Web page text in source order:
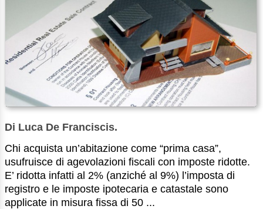
Di Luca De Franciscis.
Chi acquista un’abitazione come “prima casa”,
usufruisce di agevolazioni fiscali con imposte ridotte.
E’ ridotta infatti al 2% (anziché al 9%) l’imposta di
registro e le imposte ipotecaria e catastale sono
applicate in misura fissa di 50 ...